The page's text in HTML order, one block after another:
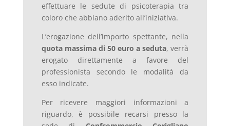
effettuare le sedute di psicoterapia tra
coloro che abbiano aderito all’iniziativa.
L’erogazione dell’importo spettante, nella
quota massima di 50 euro a seduta, verrà
erogato direttamente a favore del
professionista secondo le modalità da
esso indicate.
Per ricevere maggiori informazioni a
riguardo, è possibile recarsi presso la